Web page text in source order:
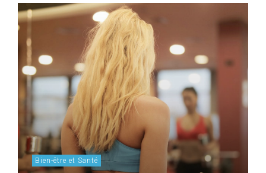
Bien-être et Santé